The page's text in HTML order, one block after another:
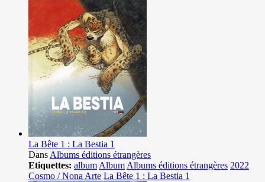
La Bête 1 : La Bestia 1
Dans Albums éditions étrangères
Etiquettes: album Album Albums éditions étrangères 2022
Cosmo / Nona Arte La Bête 1 : La Bestia 1